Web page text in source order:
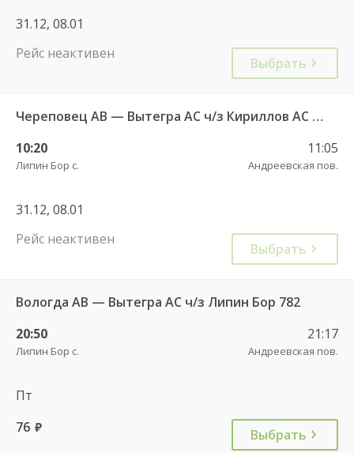
31.12, 08.01
Рейс неактивен
Выбрать
Череповец АВ — Вытегра АС ч/з Кириллов АС 741
10:20
Липин Бор с.
11:05
Андреевская пов.
31.12, 08.01
Рейс неактивен
Выбрать
Вологда АВ — Вытегра АС ч/з Липин Бор 782
20:50
Липин Бор с.
21:17
Андреевская пов.
Пт
76 руб. Выбрать